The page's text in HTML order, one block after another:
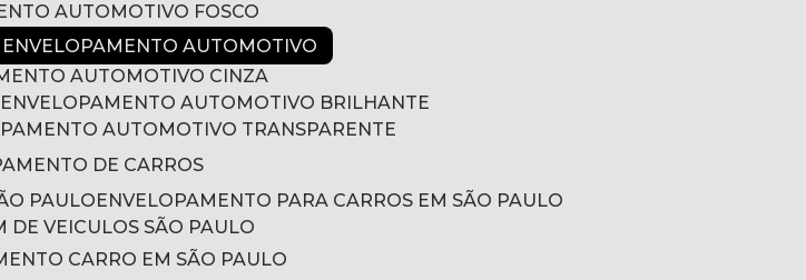
AUTOMOTIVO FOSCO
ENVELOPAMENTO AUTOMOTIVO
AUTOMOTIVO CINZA
ENVELOPAMENTO AUTOMOTIVO BRILHANTE
AUTOMOTIVO TRANSPARENTE
DE CARROS
PAULO
ENVELOPAMENTO PARA CARROS EM SÃO PAULO
DE VEICULOS SÃO PAULO
CARRO EM SÃO PAULO